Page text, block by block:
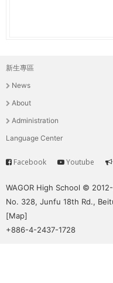
培
養
具
國
移
動
的
世
界
公
r
e
主
選
單
新生專區
News
About
Administration
Language Center
Service
Facebook Youtube
WAGOR High School ©
No. 328, Junfu 18th Rd.,
[Map]
+886-4-2437-1728